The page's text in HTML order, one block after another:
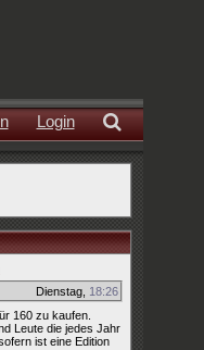
Login
Dienstag, 18:26
160 zu kaufen.
Leute die jedes Jahr
ist eine Edition